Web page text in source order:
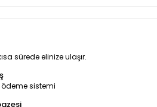
sürede elinize ulaşır.
sistemi